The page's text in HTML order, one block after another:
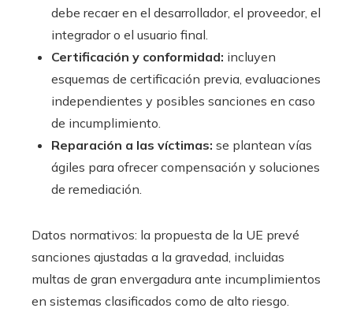
debe recaer en el desarrollador, el proveedor, el
integrador o el usuario final.
Certificación y conformidad: incluyen
esquemas de certificación previa, evaluaciones
independientes y posibles sanciones en caso
de incumplimiento.
Reparación a las víctimas: se plantean vías
ágiles para ofrecer compensación y soluciones
de remediación.
Datos normativos: la propuesta de la UE prevé
sanciones ajustadas a la gravedad, incluidas
multas de gran envergadura ante incumplimientos
en sistemas clasificados como de alto riesgo.